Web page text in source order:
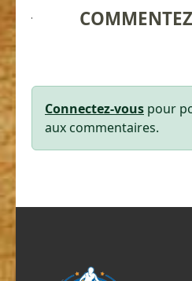
Connectez-vous pour
aux commentaires.